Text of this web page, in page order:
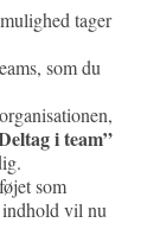
tager
som du
i team”
som
indhold vil nu